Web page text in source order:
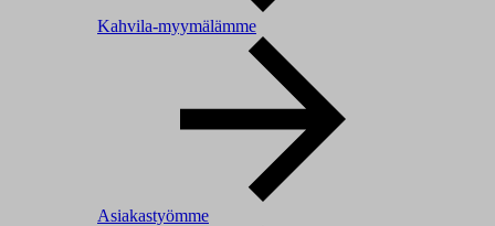
Kahvila-myymälämme
Asiakastyömme